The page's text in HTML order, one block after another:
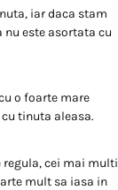
iar daca stam
este asortata cu
o foarte mare
tinuta aleasa.
regula, cei mai multi
mult sa iasa in